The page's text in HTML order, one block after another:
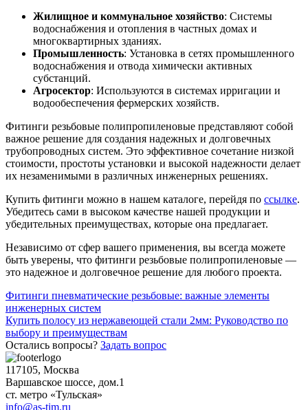
Жилищное и коммунальное хозяйство: Системы
водоснабжения и отопления в частных домах и
многоквартирных зданиях.
Промышленность: Установка в сетях промышленного
водоснабжения и отвода химически активных
субстанций.
Агросектор: Используются в системах ирригации и
водообеспечения фермерских хозяйств.
Фитинги резьбовые полипропиленовые представляют собой
важное решение для создания надежных и долговечных
трубопроводных систем. Это эффективное сочетание низкой
стоимости, простоты установки и высокой надежности делает
их незаменимыми в различных инженерных решениях.
Купить фитинги можно в нашем каталоге, перейдя по ссылке.
Убедитесь сами в высоком качестве нашей продукции и
убедительных преимуществах, которые она предлагает.
Независимо от сфер вашего применения, вы всегда можете
быть уверены, что фитинги резьбовые полипропиленовые —
это надежное и долговечное решение для любого проекта.
Навигация
по
записям
Фитинги пневматические резьбовые: важные элементы
инженерных систем
Купить полосу из нержавеющей стали 2мм: Руководство по
выбору и преимуществам
Остались вопросы? Задать вопрос
117105, Москва
Варшавское шоссе, дом.1
ст. метро «Тульская»
info@as-tim.ru